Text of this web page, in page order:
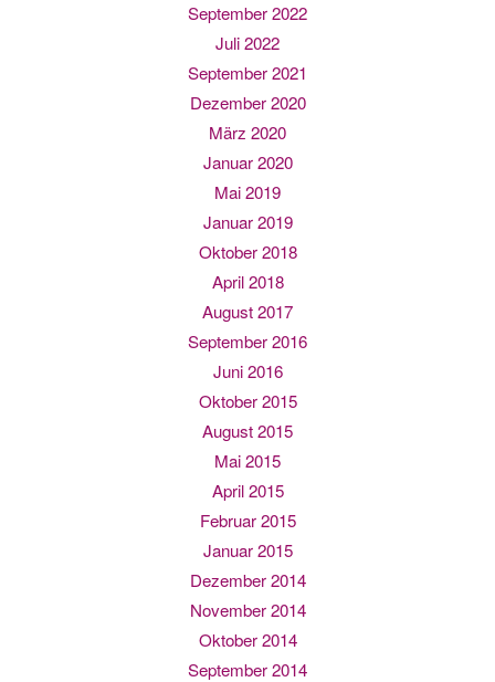
September 2022
Juli 2022
September 2021
Dezember 2020
März 2020
Januar 2020
Mai 2019
Januar 2019
Oktober 2018
April 2018
August 2017
September 2016
Juni 2016
Oktober 2015
August 2015
Mai 2015
April 2015
Februar 2015
Januar 2015
Dezember 2014
November 2014
Oktober 2014
September 2014